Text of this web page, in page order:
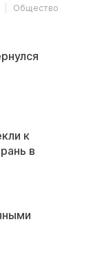
Общество
к
в